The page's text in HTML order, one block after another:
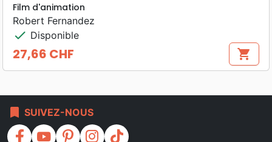
Film d'animation
Robert Fernandez
check Disponible
Prix
27,66 CHF shopping_cart
bookmark SUIVEZ-NOUS
facebook youtube pinterest instagram
tiktok